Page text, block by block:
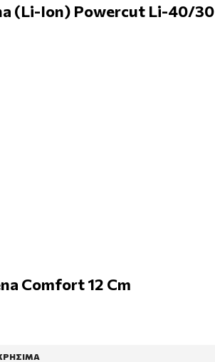
(Li-Ion) Powercut Li-40/30
Comfort 12 Cm